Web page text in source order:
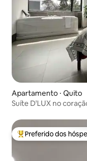
Apartamento ⋅ Quito
Suíte D'LUX no
Entre os melhores
Preferido dos